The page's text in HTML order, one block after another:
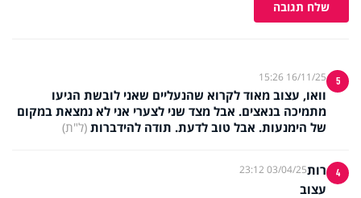
שלח תגובה
5
16/11/25 15:26
וואו, עצוב מאוד לקרוא שהנעליים שאני לובשת הגיעו
מתמיכה בנאצים. אבל מצד שני לצערי אני לא נמצאת במקום
של הימנעות. אבל טוב לדעת. תודה להידברות (ל"ת)
4 רות03/04/25 23:12
עצוב